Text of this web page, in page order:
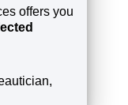
offers you